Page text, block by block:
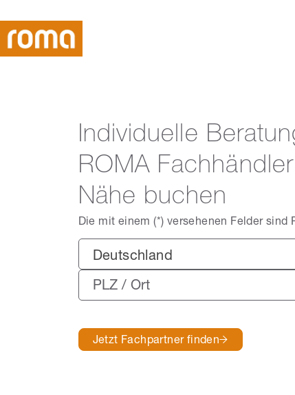
Individuelle
ROMA
Nähe buchen
Die mit einem (*) versehenen Felder sind
Deutschland
Jetzt Fachpartner finden